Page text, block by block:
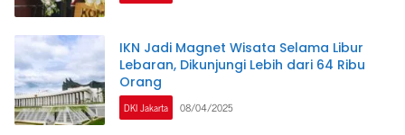
IKN Jadi Magnet Wisata Selama Libur
Lebaran, Dikunjungi Lebih dari 64 Ribu
Orang
DKI Jakarta 08/04/2025